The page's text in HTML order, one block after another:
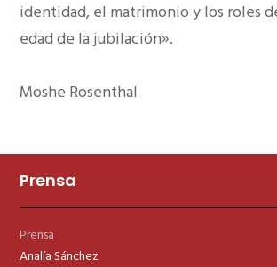
identidad, el matrimonio y los roles
edad de la jubilación».
Moshe Rosenthal
Prensa
Prensa
Analía Sánchez